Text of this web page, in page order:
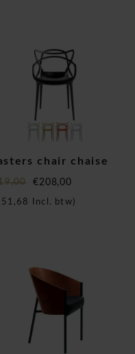
chair chaise
€208,00
Incl. btw)